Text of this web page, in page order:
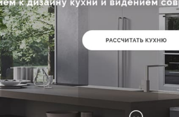
КАРЬЕРА
БЛОГ
КОНТАКТЫ